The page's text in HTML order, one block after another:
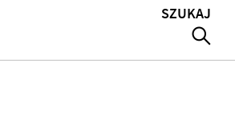
SZUKAJ